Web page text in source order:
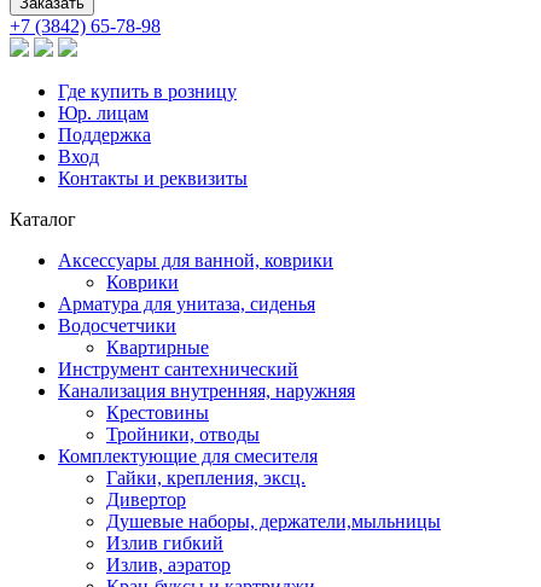
+7 (3842) 65-78-98
Где купить в розницу
Юр. лицам
Поддержка
Вход
Контакты и реквизиты
Каталог
Аксессуары для ванной, коврики
Коврики
Арматура для унитаза, сиденья
Водосчетчики
Квартирные
Инструмент сантехнический
Канализация внутренняя, наружняя
Крестовины
Тройники, отводы
Комплектующие для смесителя
Гайки, крепления, эксц.
Дивертор
Душевые наборы, держатели,мыльницы
Излив гибкий
Излив, аэратор